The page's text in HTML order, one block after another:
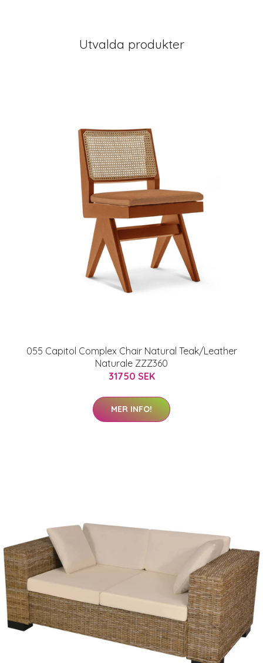
Utvalda produkter
055 Capitol Complex Chair Natural Teak/Leather
Naturale ZZZ360
31750 SEK
MER INFO!